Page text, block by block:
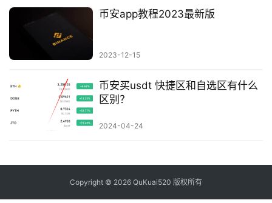
币安app教程2023最新版
2023-12-15
币安买usdt 快捷区和自选区有什么
区别？
2024-04-24
Copyright © 2026 QuKuai520 版权所有